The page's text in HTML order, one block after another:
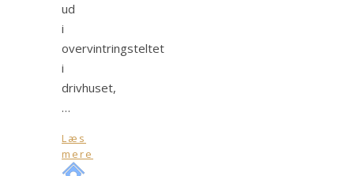
ud
i
overvintringsteltet
i
drivhuset,
…
Læs
mere